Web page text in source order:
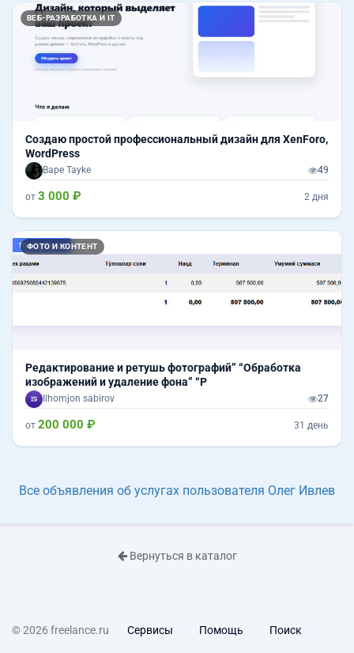
ВЕБ-РАЗРАБОТКА И IT
Создаю простой профессиональный дизайн для XenForo,
WordPress
Bape Tayke 49
от 3 000 ₽ 2 дня
ФОТО И КОНТЕНТ
Редактирование и ретушь фотографий” “Обработка
изображений и удаление фона” “Р
Ilhomjon sabirov 27
от 200 000 ₽ 31 день
Все объявления об услугах пользователя Олег Ивлев
Вернуться в каталог
© 2026 freelance.ru Сервисы Помощь Поиск